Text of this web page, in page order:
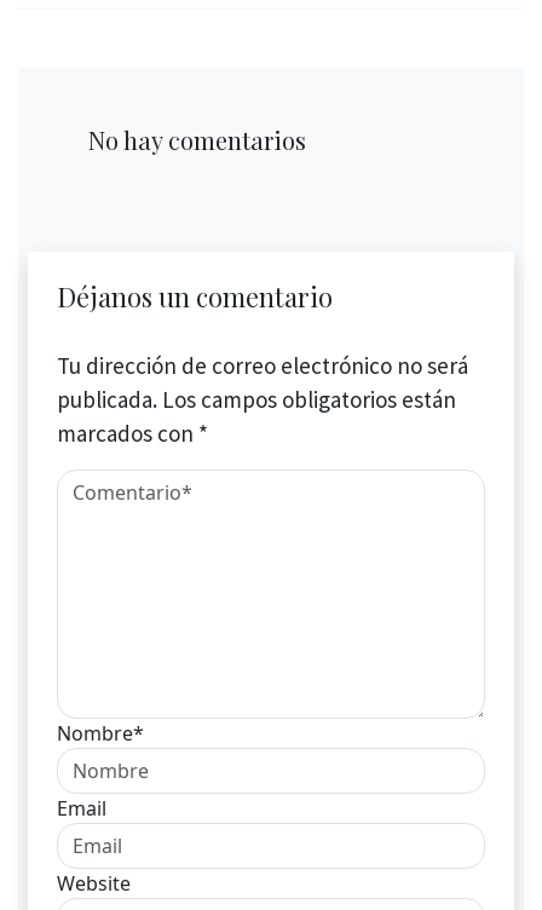
No hay comentarios
Déjanos un comentario
Tu dirección de correo electrónico no será
publicada. Los campos obligatorios están
marcados con *
Nombre*
Email
Website